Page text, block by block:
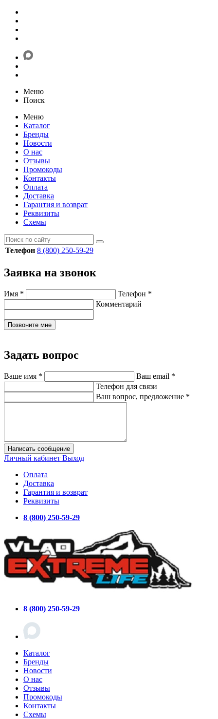
Меню
Поиск
Меню
Каталог
Бренды
Новости
О нас
Отзывы
Промокоды
Контакты
Оплата
Доставка
Гарантия и возврат
Реквизиты
Схемы
Телефон 8 (800) 250-59-29
Заявка на звонок
Имя * Телефон *
Комментарий
Позвоните мне
Задать вопрос
Ваше имя * Ваш email *
Телефон для связи
Ваш вопрос, предложение *
Написать сообщение
Личный кабинет Выход
Оплата
Доставка
Гарантия и возврат
Реквизиты
8 (800) 250-59-29
8 (800) 250-59-29
Каталог
Бренды
Новости
О нас
Отзывы
Промокоды
Контакты
Схемы